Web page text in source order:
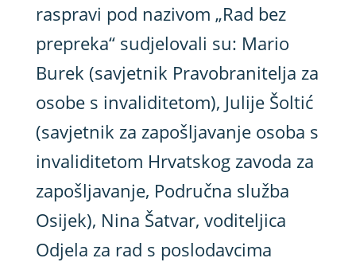
raspravi pod nazivom „Rad bez
prepreka“ sudjelovali su: Mario
Burek (savjetnik Pravobranitelja za
osobe s invaliditetom), Julije Šoltić
(savjetnik za zapošljavanje osoba s
invaliditetom Hrvatskog zavoda za
zapošljavanje, Područna služba
Osijek), Nina Šatvar, voditeljica
Odjela za rad s poslodavcima